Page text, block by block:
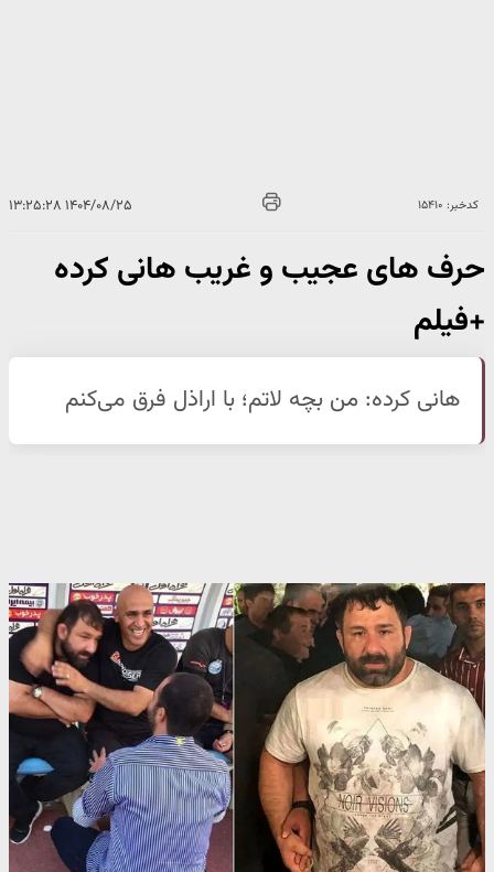
کدخبر: ۱۵۴۱۰ ۱۴۰۴/۰۸/۲۵ ۱۳:۲۵:۲۸
حرف های عجیب و غریب هانی کرده
+فیلم
هانی کرده: من بچه لاتم؛ با اراذل فرق می‌کنم